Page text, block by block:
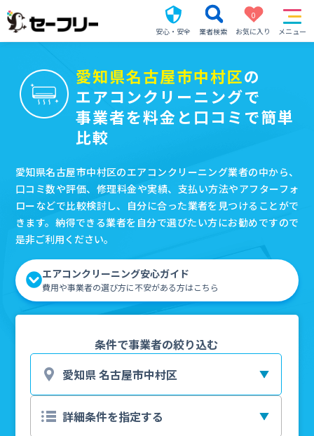
安心・安全 業者検索
0
お気に入り
メニュー
愛知県名古屋市中村区の
エアコンクリーニングで
事業者を料金と口コミで簡単
比較
愛知県名古屋市中村区のエアコンクリーニング業者の中から、
口コミ数や評価、修理料金や実績、支払い方法やアフターフォ
ローなどで比較検討し、自分に合った業者を見つけることがで
きます。納得できる業者を自分で選びたい方にお勧めですので
是非ご利用ください。
エアコンクリーニング安心ガイド
費用や事業者の選び方に不安がある方はこちら
条件で事業者の絞り込む